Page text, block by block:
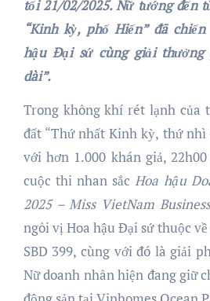
tối 21/02/2025. Nữ tướng đến
“Kinh kỳ, phố Hiến” đã
hậu Đại sứ cùng giải thưởng
dài”.
Trong không khí rét lạnh của
đất “Thứ nhất Kinh kỳ, thứ nhì
với hơn 1.000 khán giả,
cuộc thi nhan sắc Hoa hậu
2025 – Miss VietNam
ngôi vị Hoa hậu Đại sứ thuộc
SBD 399, cùng với đó là giải
Nữ doanh nhân hiện đang giữ